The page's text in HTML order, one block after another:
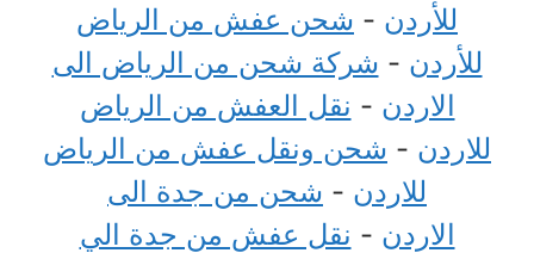
للأردن - شحن عفش من الرياض
للأردن - شركة شحن من الرياض الى
الاردن - نقل العفش من الرياض
للاردن - شحن ونقل عفش من الرياض
للاردن - شحن من جدة الى
الاردن - نقل عفش من جدة الي